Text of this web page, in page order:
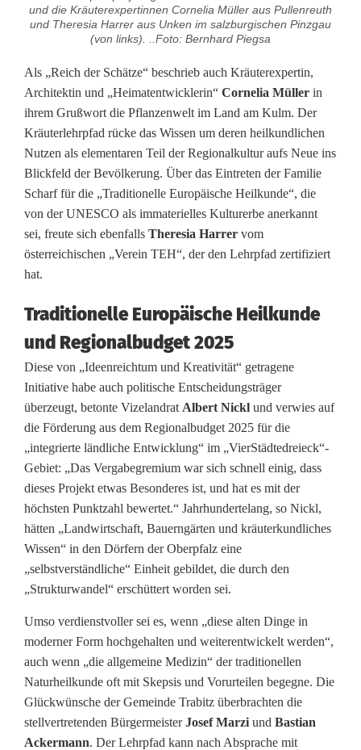
m
ü
h
l
e
e
r
ö
f
f
n
e
t
i
n
T
r
a
b
i
t
z
und die Kräuterexpertinnen Cornelia Müller aus Pullenreuth
und Theresia Harrer aus Unken im salzburgischen Pinzgau
(von links). ..Foto: Bernhard Piegsa
Als „Reich der Schätze“ beschrieb auch Kräuterexpertin,
Architektin und „Heimatentwicklerin“ Cornelia Müller in
ihrem Grußwort die Pflanzenwelt im Land am Kulm. Der
Kräuterlehrpfad rücke das Wissen um deren heilkundlichen
Nutzen als elementaren Teil der Regionalkultur aufs Neue ins
Blickfeld der Bevölkerung. Über das Eintreten der Familie
Scharf für die „Traditionelle Europäische Heilkunde“, die
von der UNESCO als immaterielles Kulturerbe anerkannt
sei, freute sich ebenfalls Theresia Harrer vom
österreichischen „Verein TEH“, der den Lehrpfad zertifiziert
hat.
Traditionelle Europäische Heilkunde
und Regionalbudget 2025
Diese von „Ideenreichtum und Kreativität“ getragene
Initiative habe auch politische Entscheidungsträger
überzeugt, betonte Vizelandrat Albert Nickl und verwies auf
die Förderung aus dem Regionalbudget 2025 für die
„integrierte ländliche Entwicklung“ im „VierStädtedreieck“-
Gebiet: „Das Vergabegremium war sich schnell einig, dass
dieses Projekt etwas Besonderes ist, und hat es mit der
höchsten Punktzahl bewertet.“ Jahrhundertelang, so Nickl,
hätten „Landwirtschaft, Bauerngärten und kräuterkundliches
Wissen“ in den Dörfern der Oberpfalz eine
„selbstverständliche“ Einheit gebildet, die durch den
„Strukturwandel“ erschüttert worden sei.
Umso verdienstvoller sei es, wenn „diese alten Dinge in
moderner Form hochgehalten und weiterentwickelt werden“,
auch wenn „die allgemeine Medizin“ der traditionellen
Naturheilkunde oft mit Skepsis und Vorurteilen begegne. Die
Glückwünsche der Gemeinde Trabitz überbrachten die
stellvertretenden BürgermeisterJosef Marzi und Bastian
Ackermann. Der Lehrpfad kann nach Absprache mit